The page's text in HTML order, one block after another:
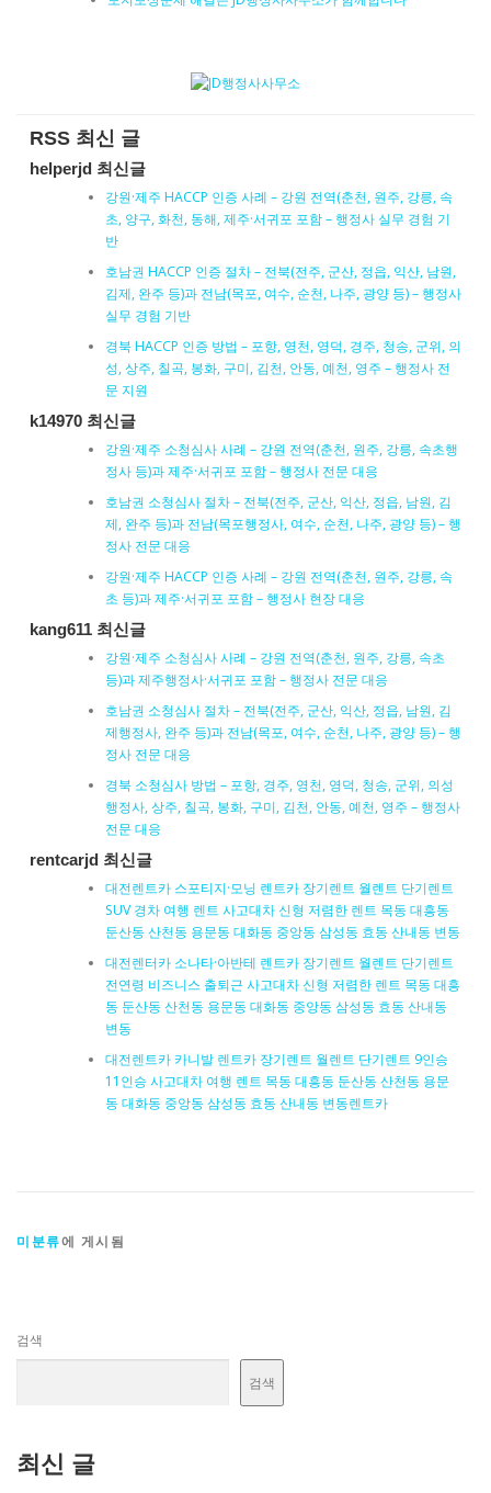
RSS 최신 글
helperjd 최신글
강원·제주 HACCP 인증 사례 – 강원 전역(춘천, 원주, 강릉, 속
초, 양구, 화천, 동해, 제주·서귀포 포함 – 행정사 실무 경험 기
반
호남권 HACCP 인증 절차 – 전북(전주, 군산, 정읍, 익산, 남원,
김제, 완주 등)과 전남(목포, 여수, 순천, 나주, 광양 등) – 행정사
실무 경험 기반
경북 HACCP 인증 방법 – 포항, 영천, 영덕, 경주, 청송, 군위, 의
성, 상주, 칠곡, 봉화, 구미, 김천, 안동, 예천, 영주 – 행정사 전
문 지원
k14970 최신글
강원·제주 소청심사 사례 – 강원 전역(춘천, 원주, 강릉, 속초행
정사 등)과 제주·서귀포 포함 – 행정사 전문 대응
호남권 소청심사 절차 – 전북(전주, 군산, 익산, 정읍, 남원, 김
제, 완주 등)과 전남(목포행정사, 여수, 순천, 나주, 광양 등) – 행
정사 전문 대응
강원·제주 HACCP 인증 사례 – 강원 전역(춘천, 원주, 강릉, 속
초 등)과 제주·서귀포 포함 – 행정사 현장 대응
kang611 최신글
강원·제주 소청심사 사례 – 강원 전역(춘천, 원주, 강릉, 속초
등)과 제주행정사·서귀포 포함 – 행정사 전문 대응
호남권 소청심사 절차 – 전북(전주, 군산, 익산, 정읍, 남원, 김
제행정사, 완주 등)과 전남(목포, 여수, 순천, 나주, 광양 등) – 행
정사 전문 대응
경북 소청심사 방법 – 포항, 경주, 영천, 영덕, 청송, 군위, 의성
행정사, 상주, 칠곡, 봉화, 구미, 김천, 안동, 예천, 영주 – 행정사
전문 대응
rentcarjd 최신글
대전렌트카 스포티지·모닝 렌트카 장기렌트 월렌트 단기렌트
SUV 경차 여행 렌트 사고대차 신형 저렴한 렌트 목동 대흥동
둔산동 산천동 용문동 대화동 중앙동 삼성동 효동 산내동 변동
대전렌터카 소나타·아반테 렌트카 장기렌트 월렌트 단기렌트
전연령 비즈니스 출퇴근 사고대차 신형 저렴한 렌트 목동 대흥
동 둔산동 산천동 용문동 대화동 중앙동 삼성동 효동 산내동
변동
대전렌트카 카니발 렌트카 장기렌트 월렌트 단기렌트 9인승
11인승 사고대차 여행 렌트 목동 대흥동 둔산동 산천동 용문
동 대화동 중앙동 삼성동 효동 산내동 변동렌트카
미분류에 게시됨
검색
검색
최신 글